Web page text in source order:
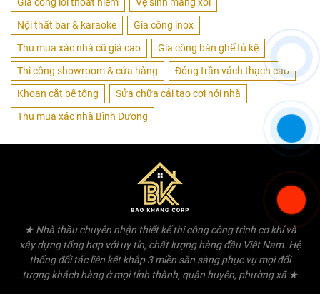
Nội thất bar & karaoke
Gia công inox
Thu mua xác nhà cũ giá cao
Gia công bàn ghế tủ kệ
Thi công showroom & cửa hàng
Đóng trần vách thạch cao
Khoan cắt bê tông
Sửa chữa cải tạo cơi nới nhà
Thu mua xác nhà Bình Dương
★ Nhà thầu chuyên nhận thiết kế thi công công trình cơ khí và
xây dựng tổng hợp với uy tín, chất lượng hàng đầu Việt Nam. Hệ
thống đối tác liên kết khắp 3 miền sẵn sàng phục vụ mọi đối
tượng khách hàng ở mọi tỉnh thành, quận huyện, phường xã ★